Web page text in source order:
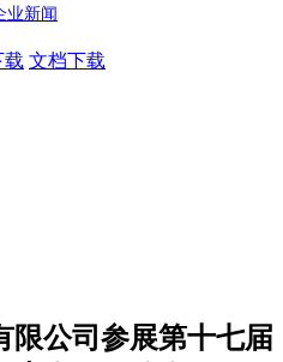
业新闻
载 文档下载
限公司参展第十七届